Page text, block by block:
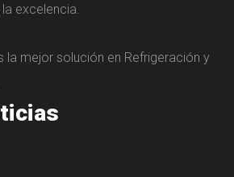
excelencia.
la mejor solución en Refrigeración y